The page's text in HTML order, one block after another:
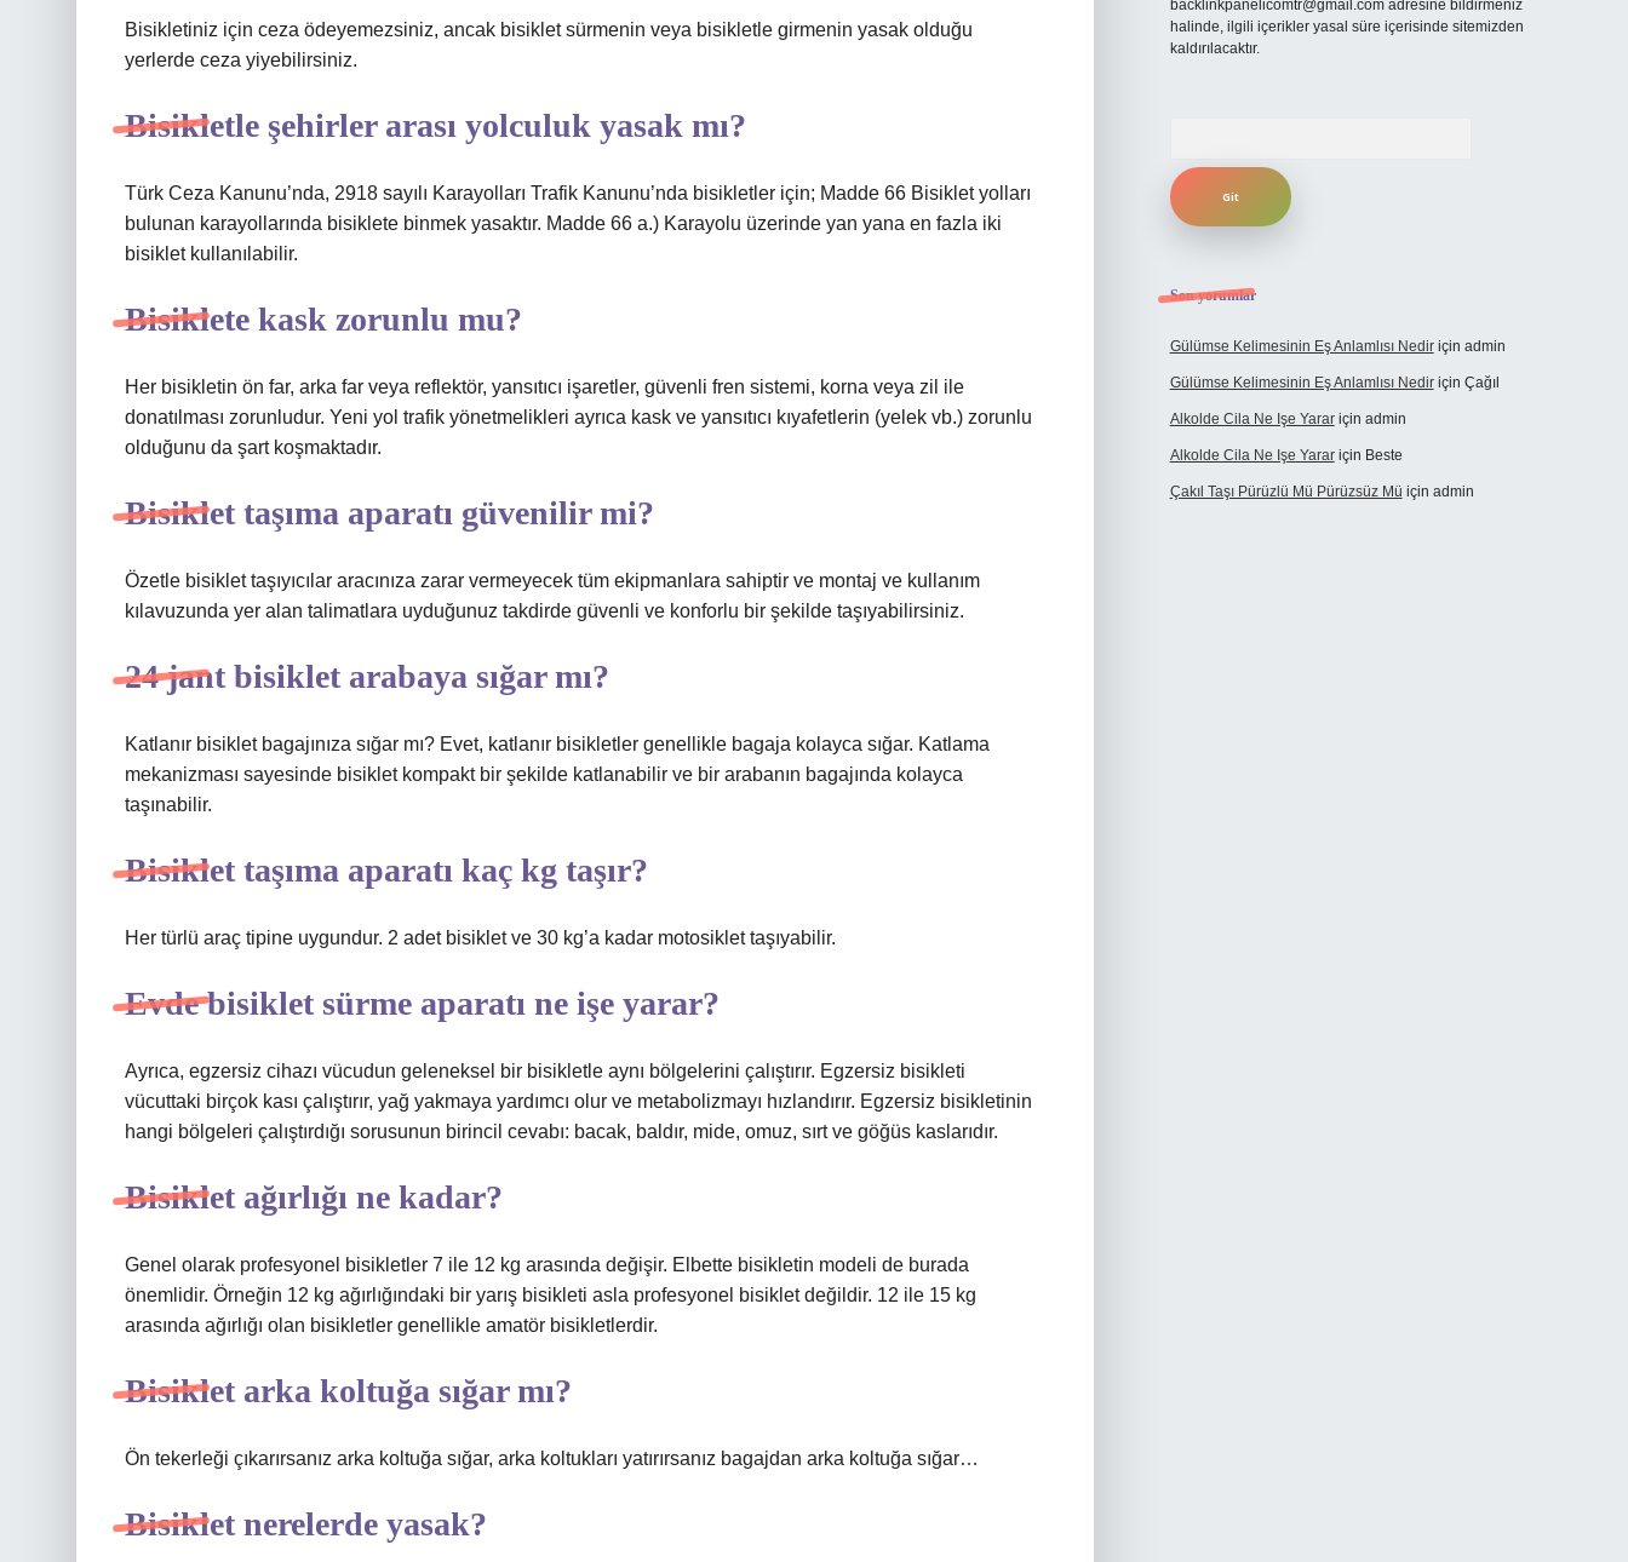
Bisikletiniz için ceza ödeyemezsiniz, ancak bisiklet sürmenin veya bisikletle girmenin yasak olduğu
yerlerde ceza yiyebilirsiniz.
Bisikletle şehirler arası yolculuk yasak mı?
Türk Ceza Kanunu’nda, 2918 sayılı Karayolları Trafik Kanunu’nda bisikletler için; Madde 66 Bisiklet yolları
bulunan karayollarında bisiklete binmek yasaktır. Madde 66 a.) Karayolu üzerinde yan yana en fazla iki
bisiklet kullanılabilir.
Bisiklete kask zorunlu mu?
Her bisikletin ön far, arka far veya reflektör, yansıtıcı işaretler, güvenli fren sistemi, korna veya zil ile
donatılması zorunludur. Yeni yol trafik yönetmelikleri ayrıca kask ve yansıtıcı kıyafetlerin (yelek vb.) zorunlu
olduğunu da şart koşmaktadır.
Bisiklet taşıma aparatı güvenilir mi?
Özetle bisiklet taşıyıcılar aracınıza zarar vermeyecek tüm ekipmanlara sahiptir ve montaj ve kullanım
kılavuzunda yer alan talimatlara uyduğunuz takdirde güvenli ve konforlu bir şekilde taşıyabilirsiniz.
24 jant bisiklet arabaya sığar mı?
Katlanır bisiklet bagajınıza sığar mı? Evet, katlanır bisikletler genellikle bagaja kolayca sığar. Katlama
mekanizması sayesinde bisiklet kompakt bir şekilde katlanabilir ve bir arabanın bagajında ​​kolayca
taşınabilir.
Bisiklet taşıma aparatı kaç kg taşır?
Her türlü araç tipine uygundur. 2 adet bisiklet ve 30 kg’a kadar motosiklet taşıyabilir.
Evde bisiklet sürme aparatı ne işe yarar?
Ayrıca, egzersiz cihazı vücudun geleneksel bir bisikletle aynı bölgelerini çalıştırır. Egzersiz bisikleti
vücuttaki birçok kası çalıştırır, yağ yakmaya yardımcı olur ve metabolizmayı hızlandırır. Egzersiz bisikletinin
hangi bölgeleri çalıştırdığı sorusunun birincil cevabı: bacak, baldır, mide, omuz, sırt ve göğüs kaslarıdır.
Bisiklet ağırlığı ne kadar?
Genel olarak profesyonel bisikletler 7 ile 12 kg arasında değişir. Elbette bisikletin modeli de burada
önemlidir. Örneğin 12 kg ağırlığındaki bir yarış bisikleti asla profesyonel bisiklet değildir. 12 ile 15 kg
arasında ağırlığı olan bisikletler genellikle amatör bisikletlerdir.
Bisiklet arka koltuğa sığar mı?
Ön tekerleği çıkarırsanız arka koltuğa sığar, arka koltukları yatırırsanız bagajdan arka koltuğa sığar…
Bisiklet nerelerde yasak?
backlinkpanelicomtr@gmail.comadresine bildirmeniz
halinde, ilgili içerikler yasal süre içerisinde sitemizden
kaldırılacaktır.
Son yorumlar
Gülümse Kelimesinin Eş Anlamlısı Nediriçin admin
Gülümse Kelimesinin Eş Anlamlısı Nediriçin Çağıl
Alkolde Cila Ne Işe Yarariçin admin
Alkolde Cila Ne Işe Yarariçin Beste
Çakıl Taşı Pürüzlü Mü Pürüzsüz Mü için admin